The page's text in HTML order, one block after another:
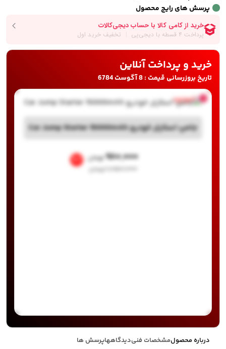
پرسش های رایج محصول
خرید و پرداخت آنلاین
تاریخ بروزرسانی قیمت : 8 آگوست 6784
ناموجود
جامپ استارتر خودرو Car Jump Starter 15000mAh
۹۸۰,۰۰۰ تومان
۱,۰۵۰,۰۰۰ تومان
%7
درباره محصولمشخصات فنیدیدگاههاپرسش ها